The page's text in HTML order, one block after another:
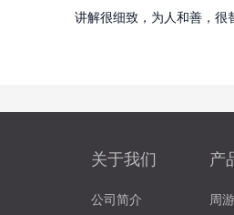
讲解很细致，为人和善，很
关于我们
公司简介
产
周